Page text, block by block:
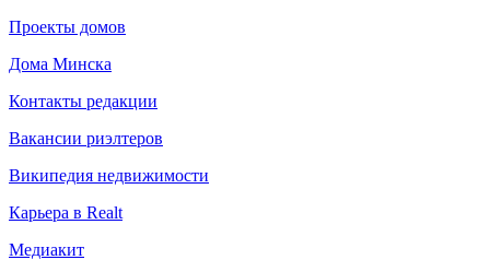
Проекты домов
Дома Минска
Контакты редакции
Вакансии риэлтеров
Википедия недвижимости
Карьера в Realt
Медиакит